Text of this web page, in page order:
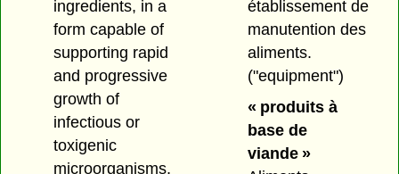
ingredients, in a
form capable of
supporting rapid
and progressive
growth of
infectious or
toxigenic
microorganisms,
établissement de
manutention des
aliments.
("equipment")
« produits à
base de
viande »